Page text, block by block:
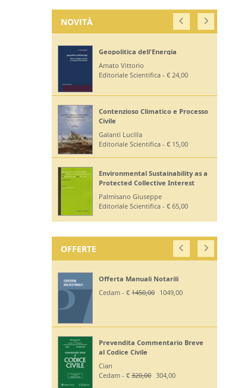
NOVITÀ
Geopolitica dell'Energia
Amato Vittorio
Editoriale Scientifica - € 24,00
Contenzioso Climatico e Processo
Civile
Galanti Lucilla
Editoriale Scientifica - € 15,00
Environmental Sustainability as a
Protected Collective Interest
Palmisano Giuseppe
Editoriale Scientifica - € 65,00
OFFERTE
Offerta Manuali Notarili
Cedam - € 1450,00 1049,00
Prevendita Commentario Breve
al Codice Civile
Cian
Cedam - € 320,00 304,00